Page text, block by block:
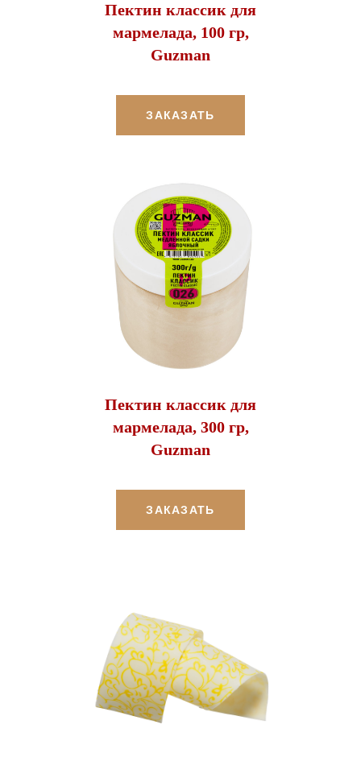
Пектин классик для
мармелада, 100 гр,
Guzman
ЗАКАЗАТЬ
Пектин классик для
мармелада, 300 гр,
Guzman
ЗАКАЗАТЬ